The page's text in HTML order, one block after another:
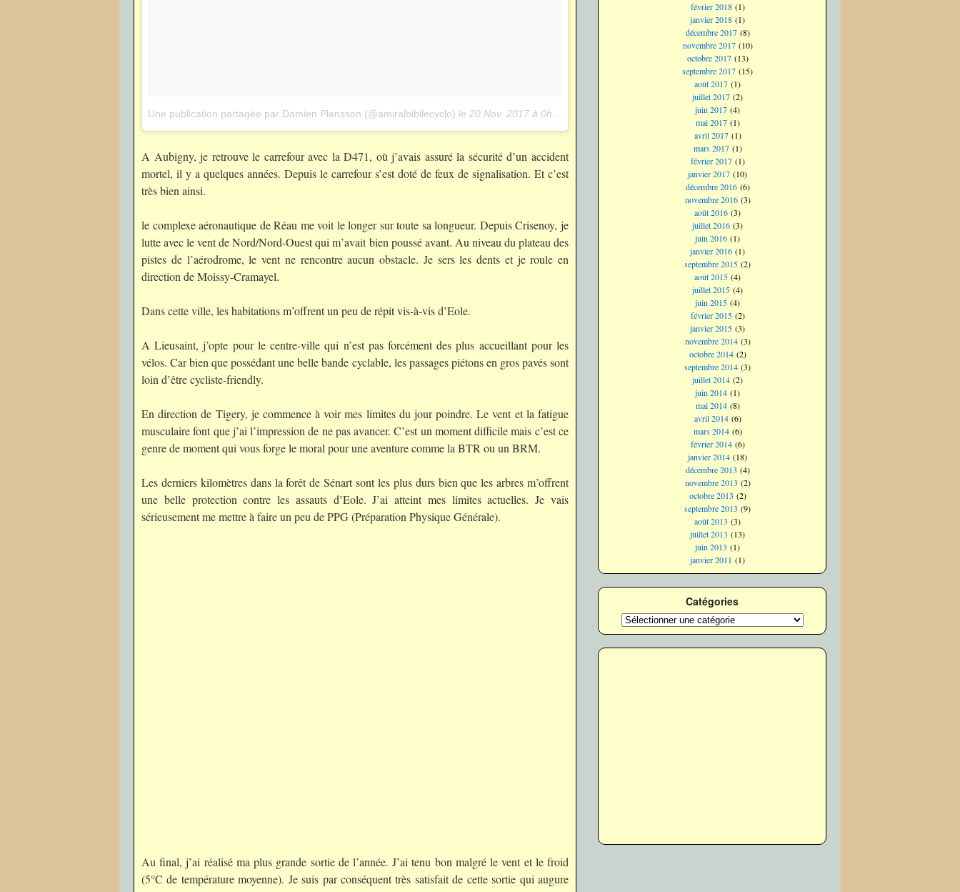
Une publication partagée par Damien Plansson (@amiralbibilecyclo) le 20 Nov. 2017 à 0h38 PST
A Aubigny, je retrouve le carrefour avec la D471, où j’avais assuré la sécurité d’un accident
mortel, il y a quelques années. Depuis le carrefour s’est doté de feux de signalisation. Et c’est
très bien ainsi.
le complexe aéronautique de Réau me voit le longer sur toute sa longueur. Depuis Crisenoy, je
lutte avec le vent de Nord/Nord-Ouest qui m’avait bien poussé avant. Au niveau du plateau des
pistes de l’aérodrome, le vent ne rencontre aucun obstacle. Je sers les dents et je roule en
direction de Moissy-Cramayel.
Dans cette ville, les habitations m’offrent un peu de répit vis-à-vis d’Eole.
A Lieusaint, j’opte pour le centre-ville qui n’est pas forcément des plus accueillant pour les
vélos. Car bien que possédant une belle bande cyclable, les passages piétons en gros pavés sont
loin d’être cycliste-friendly.
En direction de Tigery, je commence à voir mes limites du jour poindre. Le vent et la fatigue
musculaire font que j’ai l’impression de ne pas avancer. C’est un moment difficile mais c’est ce
genre de moment qui vous forge le moral pour une aventure comme la BTR ou un BRM.
Les derniers kilomètres dans la forêt de Sénart sont les plus durs bien que les arbres m’offrent
une belle protection contre les assauts d’Eole. J’ai atteint mes limites actuelles. Je vais
sérieusement me mettre à faire un peu de PPG (Préparation Physique Générale).
Au final, j’ai réalisé ma plus grande sortie de l’année. J’ai tenu bon malgré le vent et le froid
(5°C de température moyenne). Je suis par conséquent très satisfait de cette sortie qui augure
février 2018(1)
janvier 2018 (1)
décembre 2017(8)
novembre 2017(10)
octobre 2017(13)
septembre 2017 (15)
août 2017 (1)
juillet 2017 (2)
juin 2017 (4)
mai 2017(1)
avril 2017(1)
mars 2017(1)
février 2017(1)
janvier 2017 (10)
décembre 2016(6)
novembre 2016(3)
août 2016 (3)
juillet 2016 (3)
juin 2016 (1)
janvier 2016 (1)
septembre 2015 (2)
août 2015 (4)
juillet 2015 (4)
juin 2015 (4)
février 2015(2)
janvier 2015 (3)
novembre 2014(3)
octobre 2014(2)
septembre 2014 (3)
juillet 2014 (2)
juin 2014 (1)
mai 2014(8)
avril 2014(6)
mars 2014(6)
février 2014(6)
janvier 2014 (18)
décembre 2013 (4)
novembre 2013 (2)
octobre 2013 (2)
septembre 2013 (9)
août 2013 (3)
juillet 2013 (13)
juin 2013 (1)
janvier 2011 (1)
Catégories
Catégories